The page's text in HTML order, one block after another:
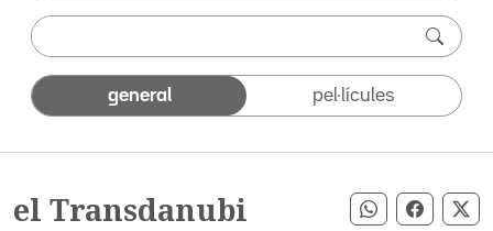
general pel·lícules
el Transdanubi Compartir